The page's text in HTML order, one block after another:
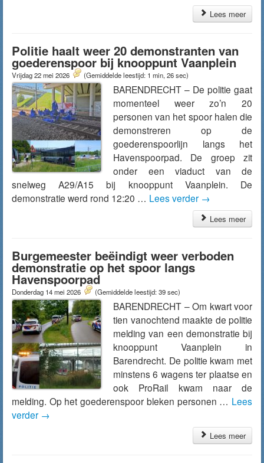
Lees meer
Politie haalt weer 20 demonstranten van
goederenspoor bij knooppunt Vaanplein
Vrijdag 22 mei 2026 (Gemiddelde leestijd: 1 min, 26 sec)
BARENDRECHT – De politie gaat
momenteel weer zo’n 20
personen van het spoor halen die
demonstreren op de
goederenspoorlijn langs het
Havenspoorpad. De groep zit
onder een viaduct van de
snelweg A29/A15 bij knooppunt Vaanplein. De
demonstratie werd rond 12:20 … Lees verder →
Lees meer
Burgemeester beëindigt weer verboden
demonstratie op het spoor langs
Havenspoorpad
Donderdag 14 mei 2026 (Gemiddelde leestijd: 39 sec)
BARENDRECHT – Om kwart voor
tien vanochtend maakte de politie
melding van een demonstratie bij
knooppunt Vaanplein in
Barendrecht. De politie kwam met
minstens 6 wagens ter plaatse en
ook ProRail kwam naar de
melding. Op het goederenspoor bleken personen … Lees
verder →
Lees meer